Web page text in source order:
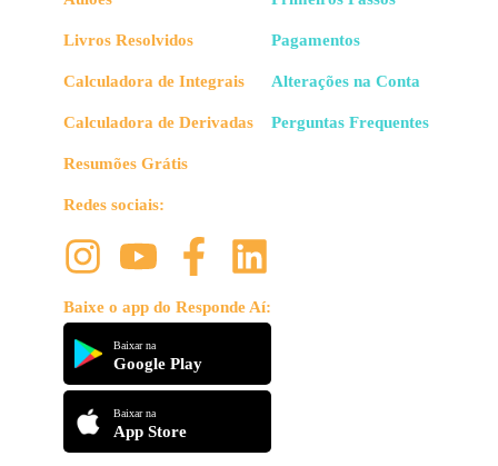
Livros Resolvidos
Calculadora de Integrais
Calculadora de Derivadas
Resumões Grátis
Redes sociais:
Baixe o app do Responde Aí:
Baixar na
Google Play
Baixar na
App Store
Pagamentos
Alterações na Conta
Perguntas Frequentes